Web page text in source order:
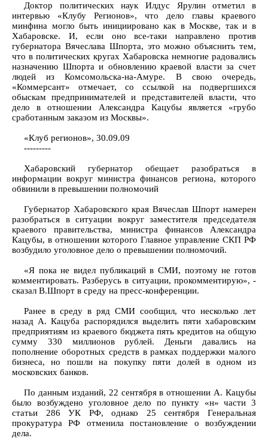
Доктор политических наук Илдус Ярулин отметил в
интервью «Клубу Регионов», что дело главы краевого
минфина могло быть инициировано как в Москве, так и в
Хабаровске. И, если оно все-таки направлено против
губернатора Вячеслава Шпорта, это можно объяснить тем,
что в политических кругах Хабаровска немногие радовались
назначению Шпорта и обновлению краевой власти за счет
людей из Комсомольска-на-Амуре. В свою очередь,
«Коммерсант» отмечает, со ссылкой на подвергшихся
обыскам предпринимателей и представителей власти, что
дело в отношении Александра Кацубы является «грубо
сработанным заказом из Москвы».
«Клуб регионов», 30.09.09
---------
Хабаровский губернатор обещает разобраться в
информации вокруг министра финансов региона, которого
обвинили в превышении полномочий
Губернатор Хабаровского края Вячеслав Шпорт намерен
разобраться в ситуации вокруг заместителя председателя
краевого правительства, министра финансов Александра
Кацубы, в отношении которого Главное управление СКП РФ
возбудило уголовное дело о превышении полномочий.
«Я пока не видел публикаций в СМИ, поэтому не готов
комментировать. Разберусь в ситуации, прокомментирую», -
сказал В.Шпорт в среду на пресс-конференции.
Ранее в среду в ряд СМИ сообщил, что несколько лет
назад А. Кацуба распорядился выделить пяти хабаровским
предприятиям из краевого бюджета пять кредитов на общую
сумму 330 миллионов рублей. Деньги давались на
пополнение оборотных средств в рамках поддержки малого
бизнеса, но пошли на покупку пяти долей в одном из
московских банков.
По данным изданий, 22 сентября в отношении А. Кацубы
было возбуждено уголовное дело по пункту «н» части 3
статьи 286 УК РФ, однако 25 сентября Генеральная
прокуратура РФ отменила постановление о возбуждении
дела.